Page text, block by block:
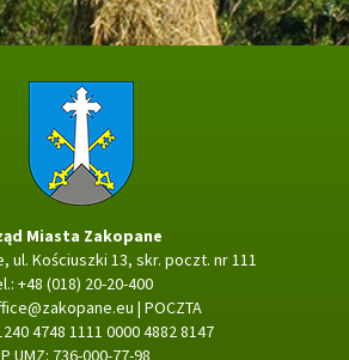
Strona główna
Miasta Zakopane
ul. Kościuszki 13, skr. poczt. nr 111
+48 (018) 20-20-400
| POCZTA
4748 1111 0000 4882 8147
UMZ: 736-000-77-98